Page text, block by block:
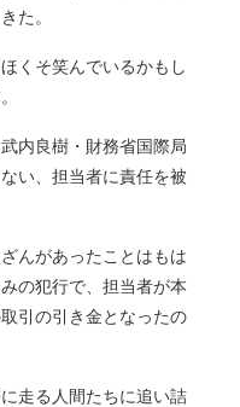
た。
くそ笑んでいるかもし
内良樹・財務省国際局
い、担当者に責任を被
んがあったことはもは
の犯行で、担当者が本
引の引き金となったの
走る人間たちに追い詰